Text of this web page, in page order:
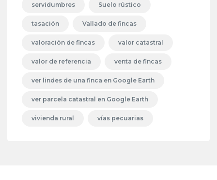
servidumbres Suelo rústico
tasación Vallado de fincas
valoración de fincas valor catastral
valor de referencia venta de fincas
ver lindes de una finca en Google Earth
ver parcela catastral en Google Earth
vivienda rural vías pecuarias